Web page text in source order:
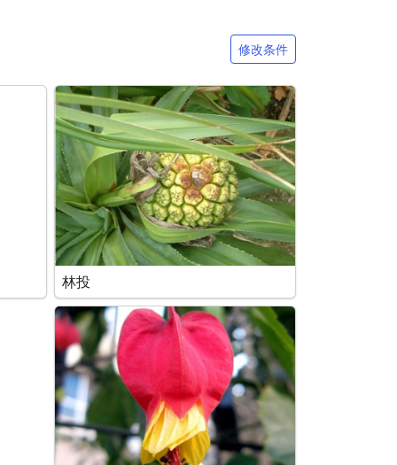
修改条件
林投